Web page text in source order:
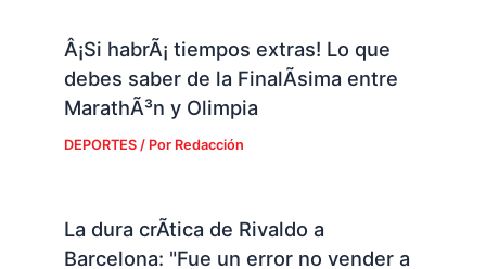
Â¡Si habrÃ¡ tiempos extras! Lo que
debes saber de la FinalÃ­sima entre
MarathÃ³n y Olimpia
DEPORTES/ Por Redacción
La dura crÃ­tica de Rivaldo a
Barcelona: "Fue un error no vender a